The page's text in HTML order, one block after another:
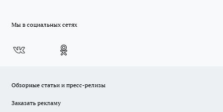
Мы в социальных сетях
Обзорные статьи и пресс-релизы
Заказать рекламу